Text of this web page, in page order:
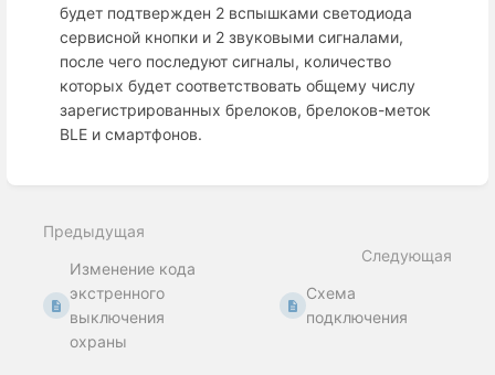
будет подтвержден 2 вспышками светодиода
сервисной кнопки и 2 звуковыми сигналами,
после чего последуют сигналы, количество
которых будет соответствовать общему числу
зарегистрированных брелоков, брелоков-меток
BLE и смартфонов.
mode
Предыдущая
Изменение кода
экстренного
выключения
охраны
Следующая
Схема
подключения